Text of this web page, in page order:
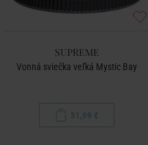
SUPREME
Vonná sviečka veľká Mystic Bay
31,99 €